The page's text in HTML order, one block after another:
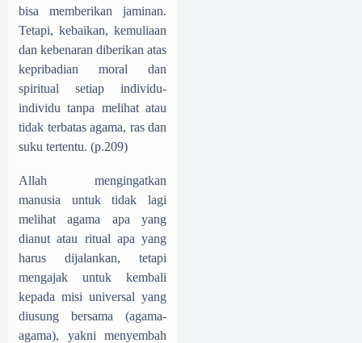
bisa memberikan jaminan.
Tetapi, kebaikan, kemuliaan
dan kebenaran diberikan atas
kepribadian moral dan
spiritual setiap individu-
individu tanpa melihat atau
tidak terbatas agama, ras dan
suku tertentu. (p.209)
Allah mengingatkan
manusia untuk tidak lagi
melihat agama apa yang
dianut atau ritual apa yang
harus dijalankan, tetapi
mengajak untuk kembali
kepada misi universal yang
diusung bersama (agama-
agama), yakni menyembah